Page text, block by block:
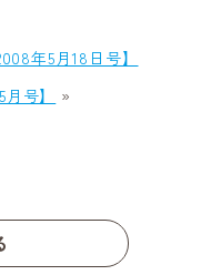
年5月18日号】
号】
»